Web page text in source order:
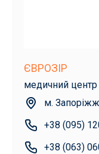
ЄВРОЗІР
медичний центр
м.
+38 (095)
+38 (063)